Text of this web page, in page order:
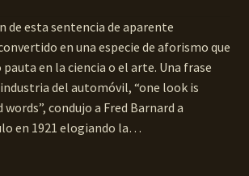
de esta sentencia de aparente
en una especie de aforismo que
en la ciencia o el arte. Una frase
del automóvil, “one look is
condujo a Fred Barnard a
en 1921 elogiando la…